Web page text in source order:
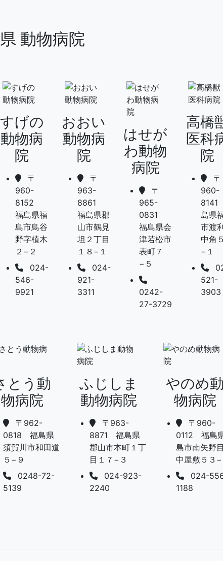
動物病院
すげの
動物病
院
〒
960-
8152
福島県福
島市鳥谷
野字植木
２−２
024-
546-
9921
おおい
動物病
院
〒
963-
8861
福島県郡
山市鶴見
坦２丁目
１８−１
024-
921-
3311
はせが
わ動物
病院
〒
965-
0831
福島県会
津若松市
表町７
−５
0242-
27-3729
高橋
医科
院
〒
960-
島県
市渡
中角
−１
521-
3903
とう動
物病院
〒962-
0818 福島県
須賀川市和田道
５−９
0248-72-
5139
ふじしま
動物病院
〒963-
8871 福島県
郡山市本町１丁
目１７−３
024-923-
2240
やのめ動
物病院
〒960-
0112 福島
島市南矢野
中屋敷５３−
024-
1188